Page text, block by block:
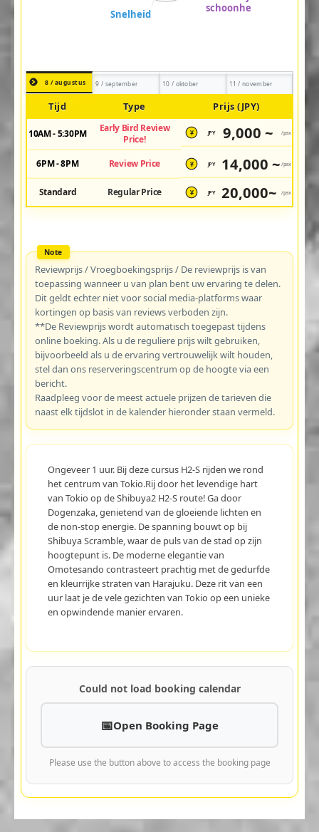
8 / augustus 9 / september 10 / oktober 11 / november
Tijd Type Prijs (JPY)
10AM - 5:30PM
Early Bird Review
Price!
¥ JPY 9,000 ~ /pax
6PM - 8PM Review Price ¥ JPY 14,000 ~ /pax
Standard Regular Price ¥ JPY 20,000~ /pax
Reviewprijs / Vroegboekingsprijs / De reviewprijs is van
toepassing wanneer u van plan bent uw ervaring te delen.
Dit geldt echter niet voor social media-platforms waar
kortingen op basis van reviews verboden zijn.
**De Reviewprijs wordt automatisch toegepast tijdens
online boeking. Als u de reguliere prijs wilt gebruiken,
bijvoorbeeld als u de ervaring vertrouwelijk wilt houden,
stel dan ons reserveringscentrum op de hoogte via een
bericht.
Raadpleeg voor de meest actuele prijzen de tarieven die
naast elk tijdslot in de kalender hieronder staan vermeld.
Ongeveer 1 uur. Bij deze cursus H2-S rijden we rond
het centrum van Tokio.Rij door het levendige hart
van Tokio op de Shibuya2 H2-S route! Ga door
Dogenzaka, genietend van de gloeiende lichten en
de non-stop energie. De spanning bouwt op bij
Shibuya Scramble, waar de puls van de stad op zijn
hoogtepunt is. De moderne elegantie van
Omotesando contrasteert prachtig met de gedurfde
en kleurrijke straten van Harajuku. Deze rit van een
uur laat je de vele gezichten van Tokio op een unieke
en opwindende manier ervaren.
Could not load booking calendar
Open Booking Page
Please use the button above to access the booking page